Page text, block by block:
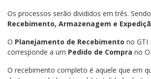
Os processos serão divididos em três.
Recebimento, Armazenagem e
O Planejamento de Recebimento no GTI
corresponde a um Pedido de Compra no
O recebimento completo é aquele que em